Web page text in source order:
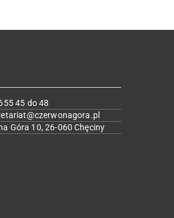
45 do 48
Góra 10, 26-060 Chęciny